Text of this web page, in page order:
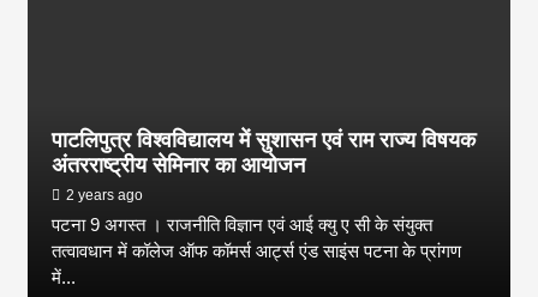
पाटलिपुत्र विश्वविद्यालय में सुशासन एवं राम राज्य विषयक
अंतरराष्ट्रीय सेमिनार का आयोजन
2 years ago
पटना 9 अगस्त । राजनीति विज्ञान एवं आई क्यु ए सी के संयुक्त
तत्वावधान में कॉलेज ऑफ कॉमर्स आर्ट्स एंड साइंस पटना के प्रांगण
में...